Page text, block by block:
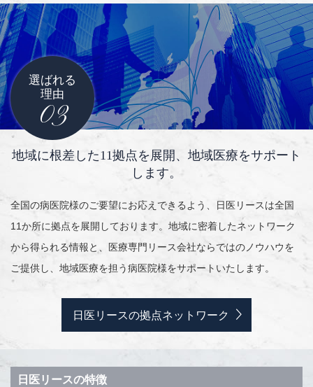
選ばれる
理由
03
地域に根差した11拠点を展開、地域医療をサポート
します。
全国の病医院様のご要望にお応えできるよう、日医リースは全国
11か所に拠点を展開しております。地域に密着したネットワーク
から得られる情報と、医療専門リース会社ならではのノウハウを
ご提供し、地域医療を担う病医院様をサポートいたします。
日医リースの拠点ネットワーク
日医リースの特徴